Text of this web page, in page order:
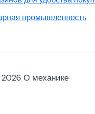
промышленность
О механике